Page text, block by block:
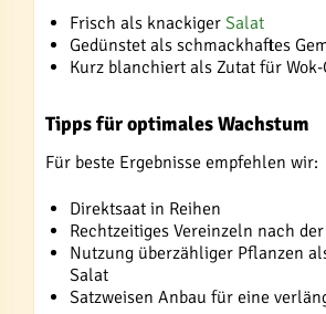
Frisch als knackiger Salat
Gedünstet als schmackhaftes
Kurz blanchiert als Zutat für
Tipps für optimales Wachstum
Für beste Ergebnisse empfehlen wir:
Direktsaat in Reihen
Rechtzeitiges Vereinzeln nach
Nutzung überzähliger Pflanzen
Salat
Satzweisen Anbau für eine